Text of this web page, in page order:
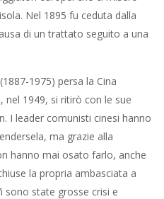
Nel 1895 fu ceduta dalla
di un trattato seguito a una
1975) persa la Cina
nel 1949, si ritirò con le sue
I leader comunisti cinesi hanno
ma grazie alla
hanno mai osato farlo, anche
la propria ambasciata a
sono state grosse crisi e